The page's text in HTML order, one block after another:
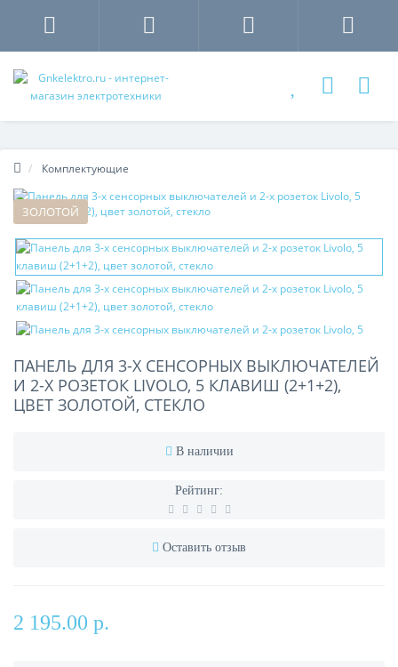
Комплектующие
ЗОЛОТОЙ
ПАНЕЛЬ ДЛЯ 3-Х СЕНСОРНЫХ ВЫКЛЮЧАТЕЛЕЙ
И 2-Х РОЗЕТОК LIVOLO, 5 КЛАВИШ (2+1+2),
ЦВЕТ ЗОЛОТОЙ, СТЕКЛО
В наличии
Рейтинг:
Оставить отзыв
2 195.00 р.